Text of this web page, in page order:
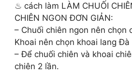
♨ cách làm LÀM CHUỐI
CHIÊN NGON ĐƠN GIẢN:
– Chuối chiên ngon nên chọn
Khoai nên chọn khoai lang Đà
– Để chuối chiên và khoai
chiên 2 lần.